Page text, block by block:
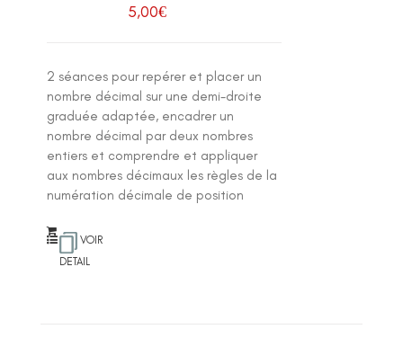
5,00€
2 séances pour repérer et placer un
nombre décimal sur une demi-droite
graduée adaptée, encadrer un
nombre décimal par deux nombres
entiers et comprendre et appliquer
aux nombres décimaux les règles de la
numération décimale de position
VOIR
DETAIL